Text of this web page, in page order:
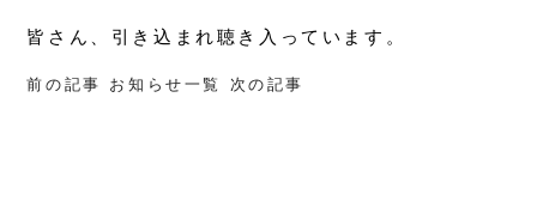
皆さん、引き込まれ聴き入っています。
前の記事 お知らせ一覧 次の記事